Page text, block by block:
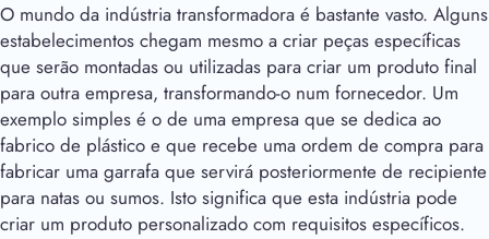
O mundo da indústria transformadora é bastante vasto. Alguns
estabelecimentos chegam mesmo a criar peças específicas
que serão montadas ou utilizadas para criar um produto final
para outra empresa, transformando-o num fornecedor. Um
exemplo simples é o de uma empresa que se dedica ao
fabrico de plástico e que recebe uma ordem de compra para
fabricar uma garrafa que servirá posteriormente de recipiente
para natas ou sumos. Isto significa que esta indústria pode
criar um produto personalizado com requisitos específicos.